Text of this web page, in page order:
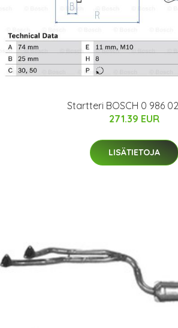
Startteri BOSCH 0 986
271.39 EUR
LISÄTIETOJA